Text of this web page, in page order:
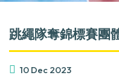
跳繩隊奪錦標賽團
10 Dec 2023